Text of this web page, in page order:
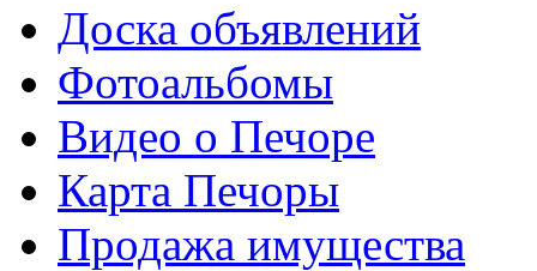
Доска объявлений
Фотоальбомы
Видео о Печоре
Карта Печоры
Продажа имущества